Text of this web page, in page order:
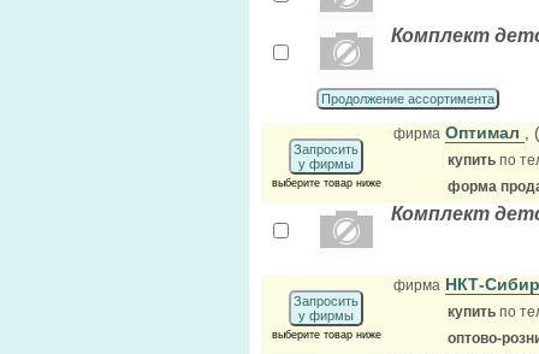
Комплект
Продолжение ассортимента
Запросить
у фирмы
выберите товар ниже
фирма Оптимал
купить по
форма
Комплект
Запросить
у фирмы
выберите товар ниже
фирма НКТ-
купить по
оптово-